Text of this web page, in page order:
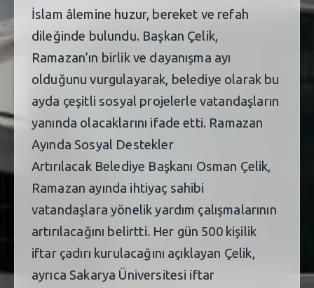
İslam âlemine huzur, bereket ve refah
dileğinde bulundu. Başkan Çelik,
Ramazan’ın birlik ve dayanışma ayı
olduğunu vurgulayarak, belediye olarak bu
ayda çeşitli sosyal projelerle vatandaşların
yanında olacaklarını ifade etti. Ramazan
Ayında Sosyal Destekler
Artırılacak Belediye Başkanı Osman Çelik,
Ramazan ayında ihtiyaç sahibi
vatandaşlara yönelik yardım çalışmalarının
artırılacağını belirtti. Her gün 500 kişilik
iftar çadırı kurulacağını açıklayan Çelik,
ayrıca Sakarya Üniversitesi iftar